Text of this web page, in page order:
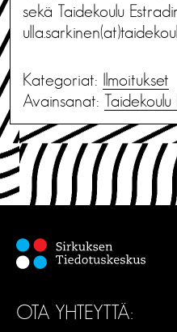
sekä Taidekoulu
Kategoriat: Ilmoitukset
Avainsanat: Taidekoulu
OTA YHTEYTTÄ: